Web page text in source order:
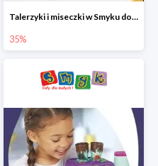
Talerzyki i miseczki w Smyku do -35%
35%